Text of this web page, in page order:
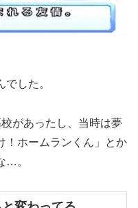
した。
があったし、当時は夢
！ホームランくん」とか
…。